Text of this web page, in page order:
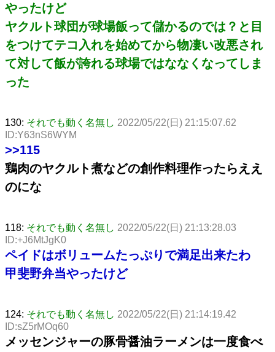
やったけど
ヤクルト球団が球場飯って儲かるのでは？と目
をつけてテコ入れを始めてから物凄い改悪され
て対して飯が誇れる球場ではななくなってしま
った
130: それでも動く名無し 2022/05/22(日) 21:15:07.62
ID:Y63nS6WYM
>>115
鶏肉のヤクルト煮などの創作料理作ったらええ
のにな
118: それでも動く名無し 2022/05/22(日) 21:13:28.03
ID:+J6MtJgK0
ペイドはボリュームたっぷりで満足出来たわ
甲斐野弁当やったけど
124: それでも動く名無し 2022/05/22(日) 21:14:19.42
ID:sZ5rMOq60
メッセンジャーの豚骨醤油ラーメンは一度食べ